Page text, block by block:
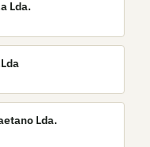
Lda.
Lda.